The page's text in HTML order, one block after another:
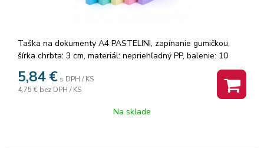
Taška na dokumenty A4 PASTELINI, zapínanie gumičkou,
šírka chrbta: 3 cm, materiál: nepriehľadný PP, balenie: 10
5,84 € s DPH / KS
4,75 € bez DPH / KS
Na sklade